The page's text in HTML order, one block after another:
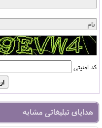
کد امنیتی
هدایای تبلیغاتی مشابه